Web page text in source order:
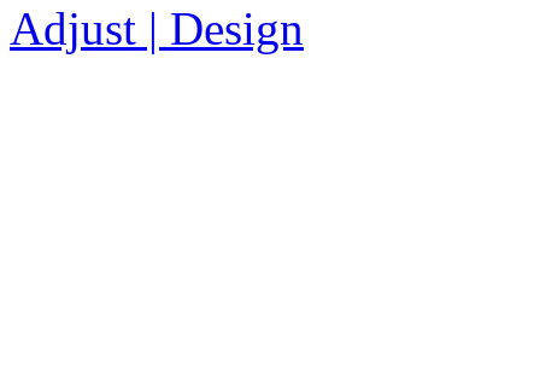
Adjust | Design